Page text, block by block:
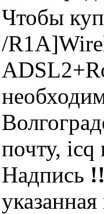
Чтобы
/
почту,
Надпись